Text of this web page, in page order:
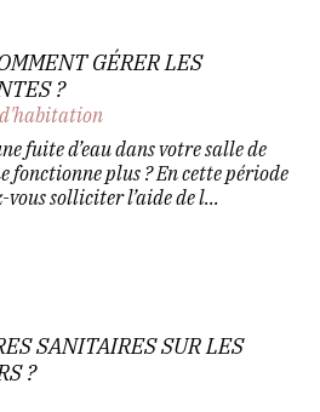
GÉRER LES
?
fuite d’eau dans votre salle de
fonctionne plus ? En cette période
solliciter l’aide de l...
SANITAIRES SUR LES
?